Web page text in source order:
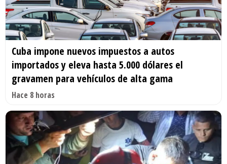
Cuba impone nuevos impuestos a autos
importados y eleva hasta 5.000 dólares el
gravamen para vehículos de alta gama
Hace 8 horas